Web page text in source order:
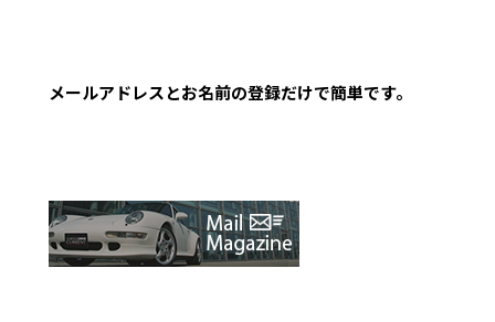
メールアドレスとお名前の登録だけで簡単です。